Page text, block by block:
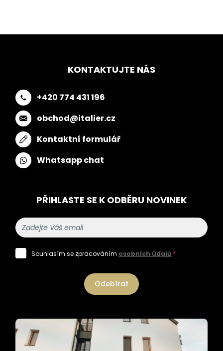
KONTAKTUJTE NÁS
+420 774 431 196
obchod@italier.cz
Kontaktní formulář
Whatsapp chat
PŘIHLASTE SE K ODBĚRU NOVINEK
Souhlasím se zpracováním osobních údajů *
Odebírat